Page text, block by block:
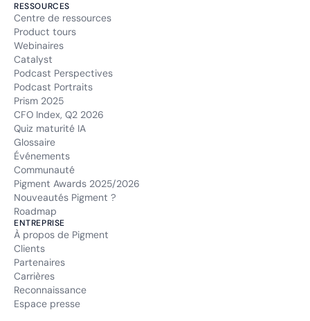
RESSOURCES
Centre de ressources
Product tours
Webinaires
Catalyst
Podcast Perspectives
Podcast Portraits
Prism 2025
CFO Index, Q2 2026
Quiz maturité IA
Glossaire
Événements
Communauté
Pigment Awards 2025/2026
Nouveautés Pigment ?
Roadmap
ENTREPRISE
À propos de Pigment
Clients
Partenaires
Carrières
Reconnaissance
Espace presse